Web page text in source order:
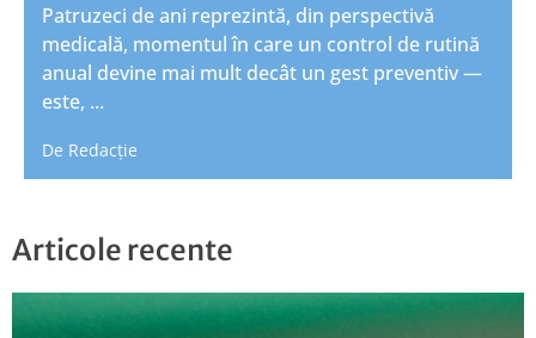
Patruzeci de ani reprezintă, din perspectivă
medicală, momentul în care un control de rutină
anual devine mai mult decât un gest preventiv —
este, ...
De Redacție
Articole recente